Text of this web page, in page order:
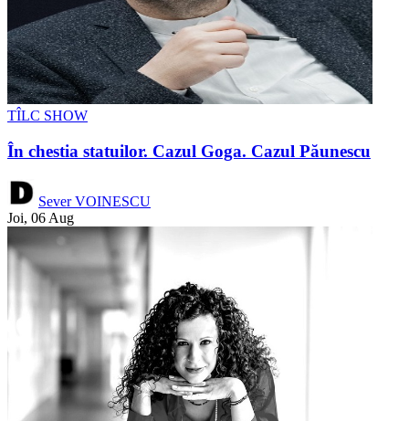
TÎLC SHOW
În chestia statuilor. Cazul Goga. Cazul Păunescu
Sever VOINESCU
Joi, 06 Aug